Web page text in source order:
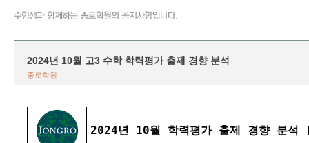
2024년 10월 고3 수학 학력평가 출제 경향 분석
종로학원
2024년 10월 학력평가 출제 경향 분석